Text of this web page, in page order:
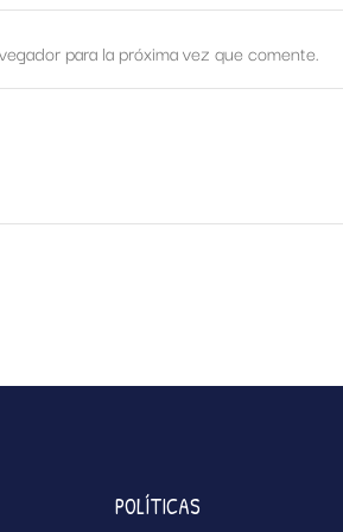
para la próxima vez que comente.
POLÍTICAS